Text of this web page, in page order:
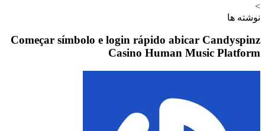
>
نوشته ها
Começar símbolo e login rápido abicar Candyspinz
Casino Human Music Platform